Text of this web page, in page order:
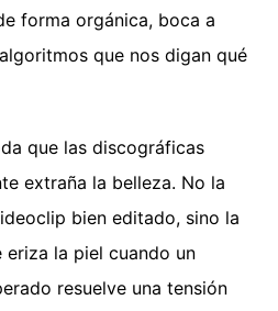
forma orgánica, boca a
que nos digan qué
que las discográficas
extraña la belleza. No la
bien editado, sino la
la piel cuando un
resuelve una tensión